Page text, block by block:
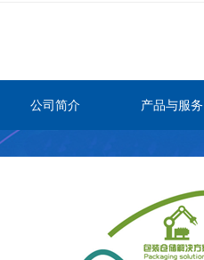
公司简介 产品与服务